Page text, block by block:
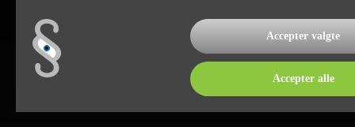
Accepter valgte
Accepter alle